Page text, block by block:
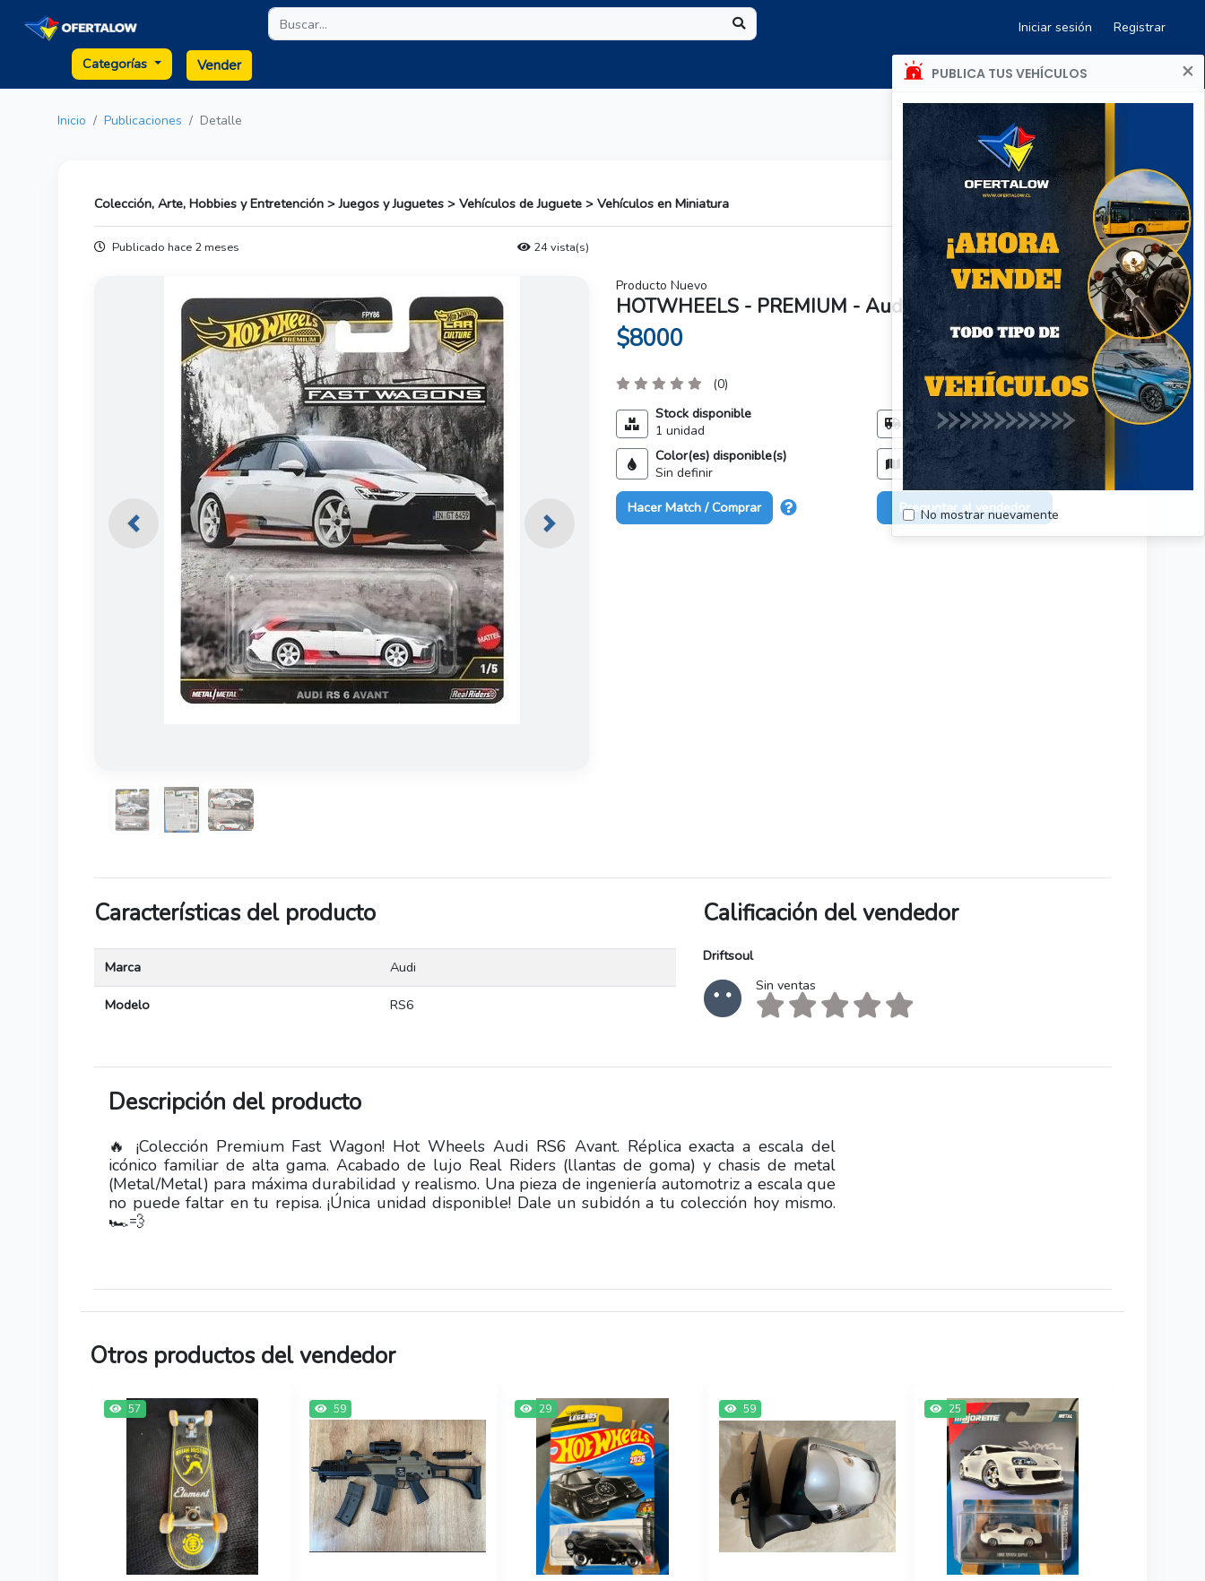
Iniciar sesión Registrar
Categorías Vender
Inicio Publicaciones Detalle
PUBLICA TUS VEHÍCULOS ×
No mostrar nuevamente
Colección, Arte, Hobbies y Entretención > Juegos y Juguetes > Vehículos de Juguete > Vehículos en Miniatura
Publicado hace 2 meses 24 vista(s)
Previous Next
Producto Nuevo
HOTWHEELS - PREMIUM - Audi RS6 AVANT
$8000
(0)
Stock disponible
1 unidad
Método de entrega
Acordar con el comprador
Color(es) disponible(s)
Sin definir
Zonas de entrega
Todo el país, sin restriciones.
Hacer Match / Comprar Preguntar al vendedor
Características del producto
Marca Audi
Modelo RS6
Calificación del vendedor
Driftsoul
Sin ventas
Descripción del producto
🔥 ¡Colección Premium Fast Wagon! Hot Wheels Audi RS6 Avant. Réplica exacta a escala del
icónico familiar de alta gama. Acabado de lujo Real Riders (llantas de goma) y chasis de metal
(Metal/Metal) para máxima durabilidad y realismo. Una pieza de ingeniería automotriz a escala que
no puede faltar en tu repisa. ¡Única unidad disponible! Dale un subidón a tu colección hoy mismo.
🏎️💨
Otros productos del vendedor
57 59 29 59 25